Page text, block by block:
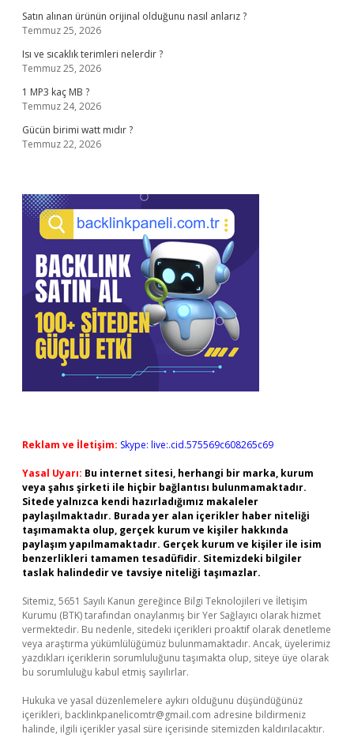
Satın alınan ürünün orijinal olduğunu nasıl anlarız ?
Temmuz 25, 2026
Isı ve sıcaklık terimleri nelerdir ?
Temmuz 25, 2026
1 MP3 kaç MB ?
Temmuz 24, 2026
Gücün birimi watt mıdır ?
Temmuz 22, 2026
Reklam ve İletişim: Skype: live:.cid.575569c608265c69
Yasal Uyarı: Bu internet sitesi, herhangi bir marka, kurum
veya şahıs şirketi ile hiçbir bağlantısı bulunmamaktadır.
Sitede yalnızca kendi hazırladığımız makaleler
paylaşılmaktadır. Burada yer alan içerikler haber niteliği
taşımamakta olup, gerçek kurum ve kişiler hakkında
paylaşım yapılmamaktadır. Gerçek kurum ve kişiler ile isim
benzerlikleri tamamen tesadüfidir. Sitemizdeki bilgiler
taslak halindedir ve tavsiye niteliği taşımazlar.
Sitemiz, 5651 Sayılı Kanun gereğince Bilgi Teknolojileri ve İletişim
Kurumu (BTK) tarafından onaylanmış bir Yer Sağlayıcı olarak hizmet
vermektedir. Bu nedenle, sitedeki içerikleri proaktif olarak denetleme
veya araştırma yükümlülüğümüz bulunmamaktadır. Ancak, üyelerimiz
yazdıkları içeriklerin sorumluluğunu taşımakta olup, siteye üye olarak
bu sorumluluğu kabul etmiş sayılırlar.
Hukuka ve yasal düzenlemelere aykırı olduğunu düşündüğünüz
içerikleri, backlinkpanelicomtr@gmail.com adresine bildirmeniz
halinde, ilgili içerikler yasal süre içerisinde sitemizden kaldırılacaktır.